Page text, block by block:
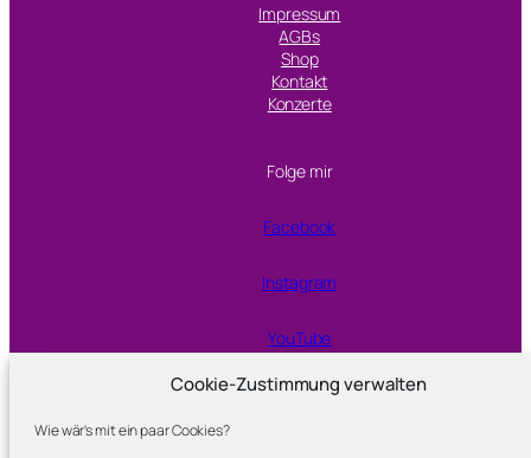
Cookie-Zustimmung verwalten
Wie wär's mit ein paar Cookies?
Impressum
AGBs
Shop
Kontakt
Konzerte
Folge mir
Facebook
Instagram
YouTube
Proudly powered by